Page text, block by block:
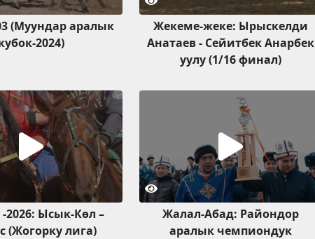
(Муундар аралык
2024)
Жекеме-жеке: Ырыскелди
Анатаев - Сейитбек Анарбек
уулу (1/16 финал)
2026: Ысык-Көл –
(Жогорку лига)
Жалал-Абад: Райондор
аралык чемпиондук